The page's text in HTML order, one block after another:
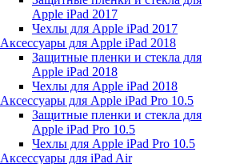
Apple iPad 2017
Чехлы для Apple iPad 2017
Аксессуары для Apple iPad 2018
Защитные пленки и стекла для
Apple iPad 2018
Чехлы для Apple iPad 2018
Аксессуары для Apple iPad Pro 10.5
Защитные пленки и стекла для
Apple iPad Pro 10.5
Чехлы для Apple iPad Pro 10.5
Аксессуары для iPad Air